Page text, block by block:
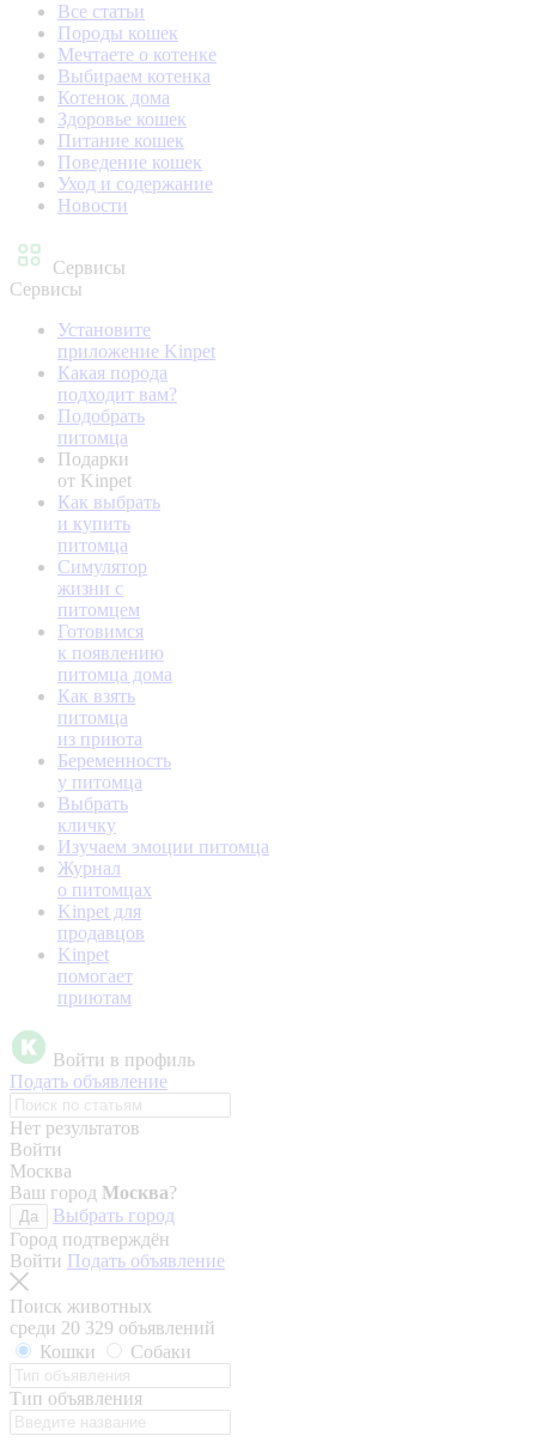
Все статьи
Породы кошек
Мечтаете о котенке
Выбираем котенка
Котенок дома
Здоровье кошек
Питание кошек
Поведение кошек
Уход и содержание
Новости
Сервисы
Сервисы
Установите
приложение Kinpet
Какая порода
подходит вам?
Подобрать
питомца
Подарки
от Kinpet
Как выбрать
и купить
питомца
Симулятор
жизни с
питомцем
Готовимся
к появлению
питомца дома
Как взять
питомца
из приюта
Беременность
у питомца
Выбрать
кличку
Изучаем эмоции питомца
Журнал
о питомцах
Kinpet для
продавцов
Kinpet
помогает
приютам
Войти в профиль
Подать объявление
Нет результатов
Войти
Москва
Ваш город Москва?
Да
Выбрать город
Город подтверждён
Войти Подать объявление
Поиск животных
среди 20 329 объявлений
Кошки
Собаки
Тип объявления